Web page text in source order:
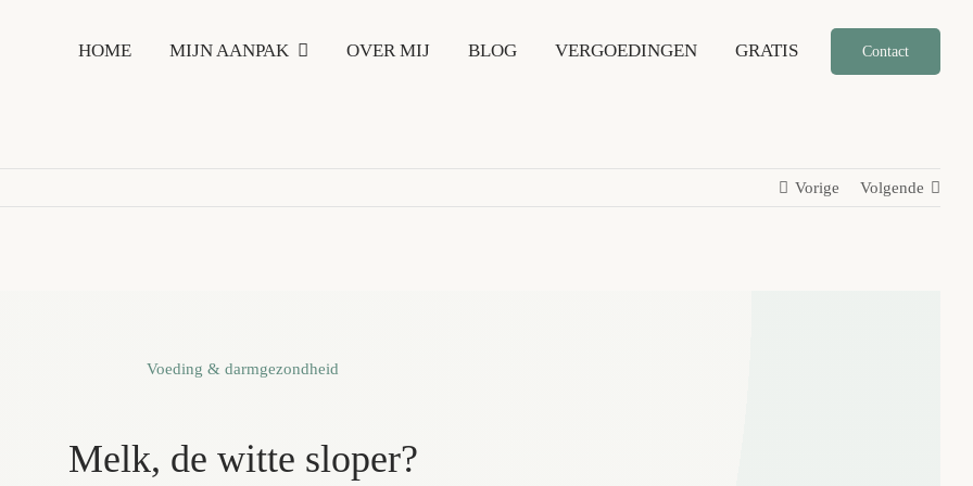
HOME MIJN AANPAK OVER MIJ BLOG VERGOEDINGEN GRATIS Contact
Vorige Volgende
Voeding & darmgezondheid
Melk, de witte sloper?